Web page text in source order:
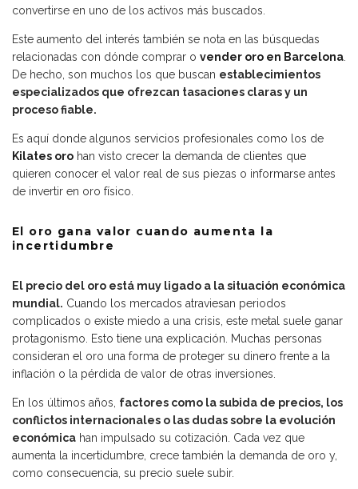
convertirse en uno de los activos más buscados.
Este aumento del interés también se nota en las búsquedas
relacionadas con dónde comprar o vender oro en Barcelona
De hecho, son muchos los que buscan establecimientos
especializados que ofrezcan tasaciones claras y un
proceso fiable.
Es aquí donde algunos servicios profesionales como los de
Kilates oro han visto crecer la demanda de clientes que
quieren conocer el valor real de sus piezas o informarse antes
de invertir en oro físico.
El oro gana valor cuando aumenta la
incertidumbre
El precio del oro está muy ligado a la situación económica
mundial. Cuando los mercados atraviesan periodos
complicados o existe miedo a una crisis, este metal suele ganar
protagonismo. Esto tiene una explicación. Muchas personas
consideran el oro una forma de proteger su dinero frente a la
inflación o la pérdida de valor de otras inversiones.
En los últimos años, factores como la subida de precios, los
conflictos internacionales o las dudas sobre la evolución
económica han impulsado su cotización. Cada vez que
aumenta la incertidumbre, crece también la demanda de oro y,
como consecuencia, su precio suele subir.